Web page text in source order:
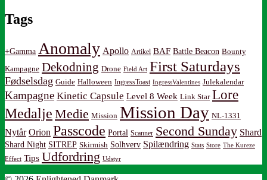
Tags
+Gamma Anomaly Apollo Artikel BAF Battle Beacon Bounty
Kampagne Dekodning Drone Field Art First Saturdays
Fødselsdag Guide Halloween IngressToast IngressValentines Julekalendar
Kampagne Kinetic Capsule Level 8 Week Link Star Lore
Medalje Medie Mission Mission Day NL-1331
Nytår Orion Passcode Portal Scanner Second Sunday Shard
Shard Night SITREP Skirmish Solhverv Spilændring Stats Store The Kureze
Effect Tips Udfordring Udstyr